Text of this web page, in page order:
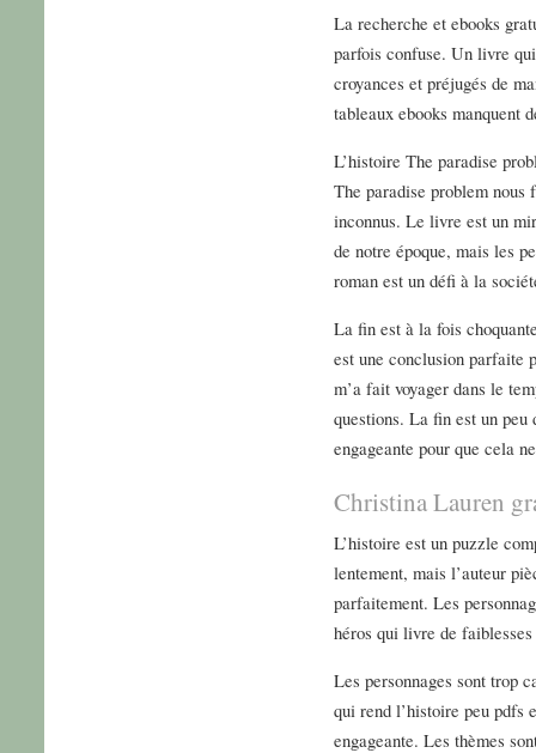
La recherche et ebooks
parfois confuse. Un livre
croyances et préjugés de
tableaux ebooks manquent
L’histoire The paradise
The paradise problem nous
inconnus. Le livre est un
de notre époque, mais les
roman est un défi à la
La fin est à la fois
est une conclusion parfaite
m’a fait voyager dans le
questions. La fin est un peu
engageante pour que cela
Christina Lauren
L’histoire est un puzzle
lentement, mais l’auteur
parfaitement. Les
héros qui livre de
Les personnages sont trop
qui rend l’histoire peu pdfs
engageante. Les thèmes